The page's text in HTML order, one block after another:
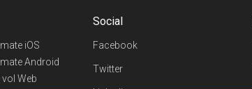
iOS
Android
Web
Social
Facebook
Twitter